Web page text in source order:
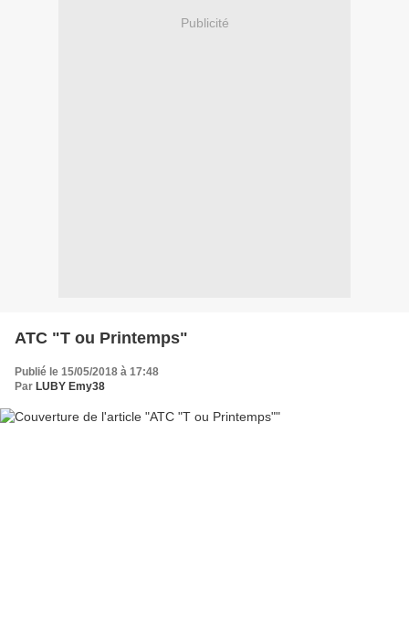
Publicité
ATC "T ou Printemps"
Publié le 15/05/2018 à 17:48
Par LUBY Emy38